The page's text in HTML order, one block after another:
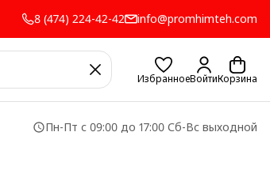
8 (474) 224-42-42 info@promhimteh.com
ИзбранноеВойтиКорзина
Пн-Пт с 09:00 до 17:00 Сб-Вс выходной